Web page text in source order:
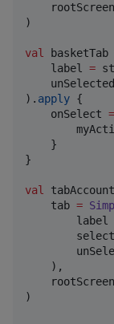
    rootScreen
)
val basketTab
    label
=
). apply {
    onSelect
=
    }
}
val tabAccount
    tab
=
        label
    ),
    rootScreen
)